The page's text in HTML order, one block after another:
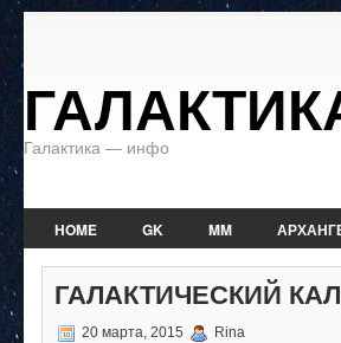
Галактика — инфо
HOME GK MM
ГАЛАКТИЧЕСКИЙ
20 марта, 2015 Rina